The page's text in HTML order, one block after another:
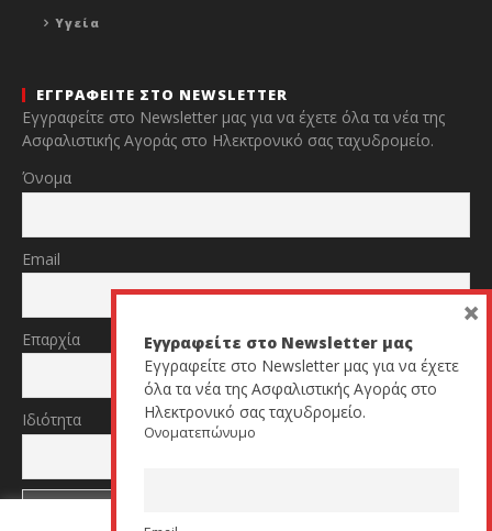
Υγεία
ΕΓΓΡΑΦΕΙΤΕ ΣΤΟ NEWSLETTER
Εγγραφείτε στο Newsletter μας για να έχετε όλα τα νέα της
Ασφαλιστικής Αγοράς στο Ηλεκτρονικό σας ταχυδρομείο.
Όνομα
Email
Επαρχία
Ιδιότητα
Εγγραφείτε στο Newsletter μας
Εγγραφείτε στο Newsletter μας για να έχετε
όλα τα νέα της Ασφαλιστικής Αγοράς στο
Ηλεκτρονικό σας ταχυδρομείο.
Ονοματεπώνυμο
×